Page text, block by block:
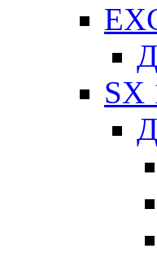
SX